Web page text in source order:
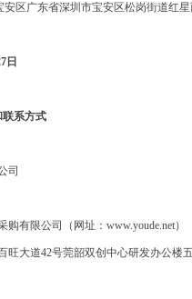
安区广东省深圳市宝安区松岗街道红
日
联系方式
司
购有限公司（网址： www.youde.net）
旺大道42号莞韶双创中心研发办公楼